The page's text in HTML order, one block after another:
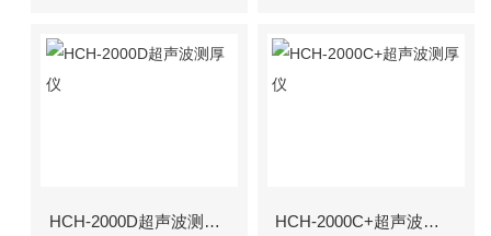
HCH-2000D超声波测厚仪 HCH-2000C+超声波测厚仪